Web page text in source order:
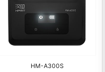
HM-A300S